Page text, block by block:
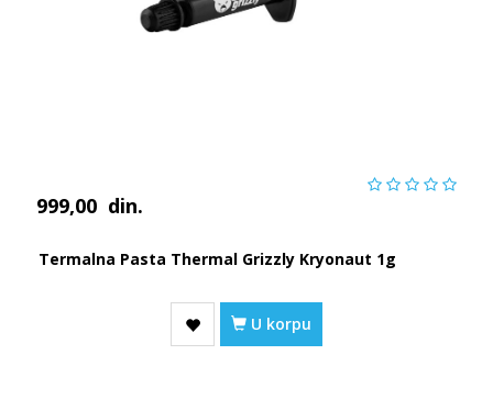
999,00 din.
Termalna Pasta Thermal Grizzly Kryonaut 1g
U korpu